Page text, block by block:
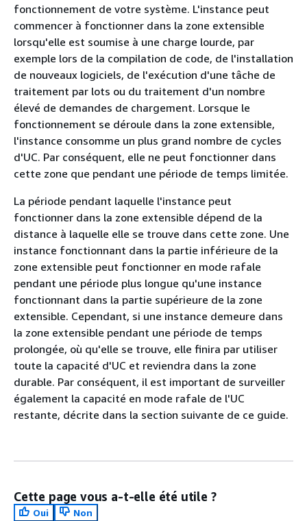
fonctionnement de votre système. L'instance peut
commencer à fonctionner dans la zone extensible
lorsqu'elle est soumise à une charge lourde, par
exemple lors de la compilation de code, de l'installation
de nouveaux logiciels, de l'exécution d'une tâche de
traitement par lots ou du traitement d'un nombre
élevé de demandes de chargement. Lorsque le
fonctionnement se déroule dans la zone extensible,
l'instance consomme un plus grand nombre de cycles
d'UC. Par conséquent, elle ne peut fonctionner dans
cette zone que pendant une période de temps limitée.
La période pendant laquelle l'instance peut
fonctionner dans la zone extensible dépend de la
distance à laquelle elle se trouve dans cette zone. Une
instance fonctionnant dans la partie inférieure de la
zone extensible peut fonctionner en mode rafale
pendant une période plus longue qu'une instance
fonctionnant dans la partie supérieure de la zone
extensible. Cependant, si une instance demeure dans
la zone extensible pendant une période de temps
prolongée, où qu'elle se trouve, elle finira par utiliser
toute la capacité d'UC et reviendra dans la zone
durable. Par conséquent, il est important de surveiller
également la capacité en mode rafale de l'UC
restante, décrite dans la section suivante de ce guide.
Cette page vous a-t-elle été utile ?
Oui
Non